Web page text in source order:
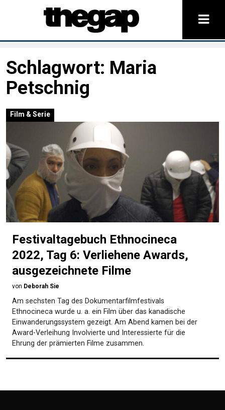
Schlagwort: Maria
Petschnig
Film & Serie
Festivaltagebuch Ethnocineca
2022, Tag 6: Verliehene Awards,
ausgezeichnete Filme
von Deborah Sie
Am sechsten Tag des Dokumentar­film­festivals
Ethnocineca wurde u. a. ein Film über das kanadische
Einwanderungs­system gezeigt. Am Abend kamen bei der
Award-Verleihung Involvierte und Interessierte für die
Ehrung der prämierten Filme zusammen.